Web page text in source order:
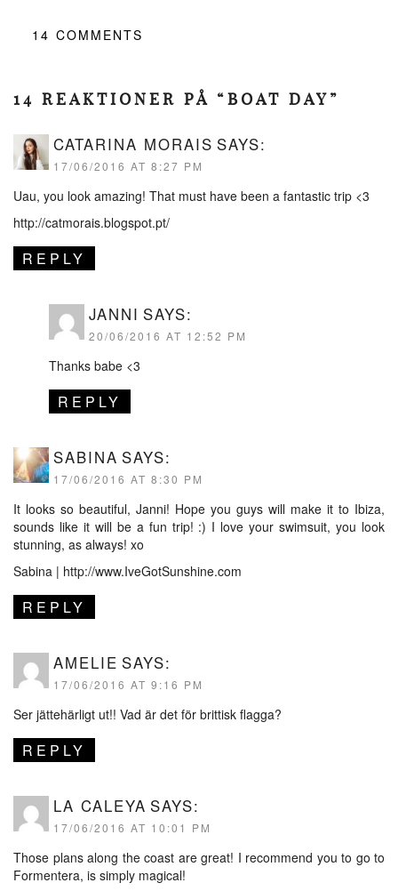
14 COMMENTS
14 REAKTIONER PÅ “BOAT DAY”
CATARINA MORAIS SAYS:
17/06/2016 AT 8:27 PM
Uau, you look amazing! That must have been a fantastic trip <3
http://catmorais.blogspot.pt/
REPLY
JANNI SAYS:
20/06/2016 AT 12:52 PM
Thanks babe <3
REPLY
SABINA SAYS:
17/06/2016 AT 8:30 PM
It looks so beautiful, Janni! Hope you guys will make it to Ibiza,
sounds like it will be a fun trip! :) I love your swimsuit, you look
stunning, as always! xo
Sabina | http://www.IveGotSunshine.com
REPLY
AMELIE SAYS:
17/06/2016 AT 9:16 PM
Ser jättehärligt ut!! Vad är det för brittisk flagga?
REPLY
LA CALEYA SAYS:
17/06/2016 AT 10:01 PM
Those plans along the coast are great! I recommend you to go to
Formentera, is simply magical!